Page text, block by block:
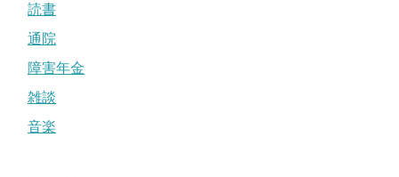
読書
通院
障害年金
雑談
音楽